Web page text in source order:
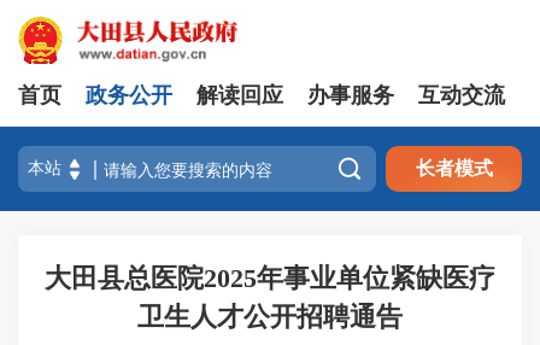
首页 政务公开 解读回应 办事服务 互动交流
 长者模式
大田县总医院2025年事业单位紧缺医疗
卫生人才公开招聘通告